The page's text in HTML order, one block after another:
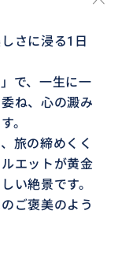
さに浸る1日
で、一生に一
ね、心の澱み
。
旅の締めくく
エットが黄金
い絶景です。
ご褒美のよう